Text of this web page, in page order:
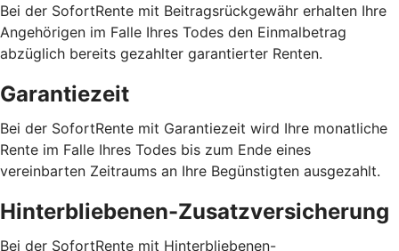
Bei der SofortRente mit Beitragsrückgewähr erhalten Ihre
Angehörigen im Falle Ihres Todes den Einmalbetrag
abzüglich bereits gezahlter garantierter Renten.
Garantiezeit
Bei der SofortRente mit Garantiezeit wird Ihre monatliche
Rente im Falle Ihres Todes bis zum Ende eines
vereinbarten Zeitraums an Ihre Begünstigten ausgezahlt.
Hinterbliebenen-Zusatzversicherung
Bei der SofortRente mit Hinterbliebenen-